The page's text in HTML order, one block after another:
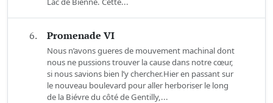
6. Promenade VI
Nous n’avons gueres de mouvement machinal dont
nous ne pussions trouver la cause dans notre cœur,
si nous savions bien l’y chercher.Hier en passant sur
le nouveau boulevard pour aller herboriser le long
de la Biévre du côté de Gentilly,...